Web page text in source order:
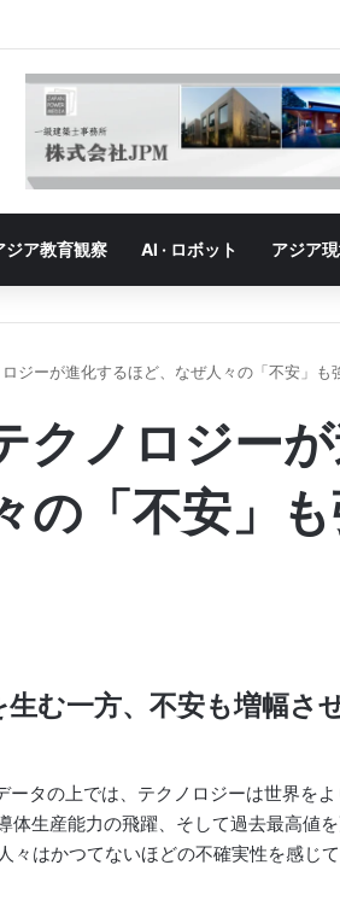
勝者｜ベトナム、「最大の勝者」が抱える成長
ジア教育観察 AI · ロボット アジア
ロジーが進化するほど、なぜ人々の「不安」も
クノロジー
の「不安」も
む一方、不安も増幅さ
ータの上では、テクノロジーは世界を
生産能力の飛躍、そして過去最高値
はかつてないほどの不確実性を感じて